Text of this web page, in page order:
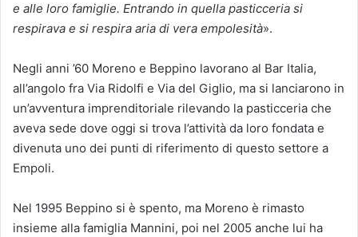
e alle loro famiglie. Entrando in quella pasticceria si
respirava e si respira aria di vera empolesità».
Negli anni ’60 Moreno e Beppino lavorano al Bar Italia,
all’angolo fra Via Ridolfi e Via del Giglio, ma si lanciarono in
un’avventura imprenditoriale rilevando la pasticceria che
aveva sede dove oggi si trova l’attività da loro fondata e
divenuta uno dei punti di riferimento di questo settore a
Empoli.
Nel 1995 Beppino si è spento, ma Moreno è rimasto
insieme alla famiglia Mannini, poi nel 2005 anche lui ha